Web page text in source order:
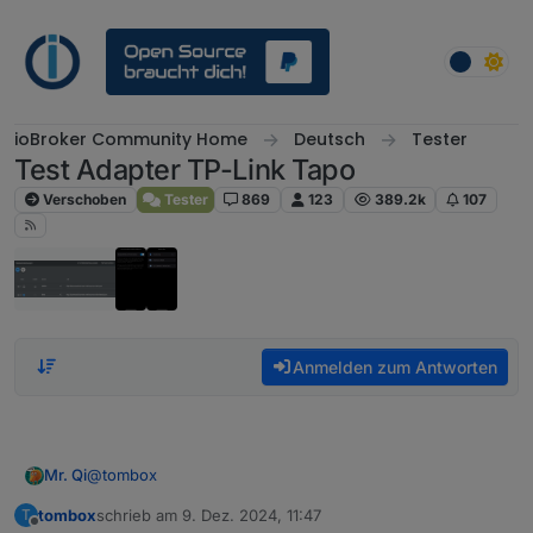
ioBroker Community Home Deutsch Tester
Test Adapter TP-Link Tapo
Verschoben Tester 869 123 389.2k 107
Anmelden zum Antworten
Mr. Qi@tombox
So wir drehen uns irgendwie im Kreis von dir kommt
T tomboxschrieb am 9. Dez. 2024, 11:47
zuletzt editiert von